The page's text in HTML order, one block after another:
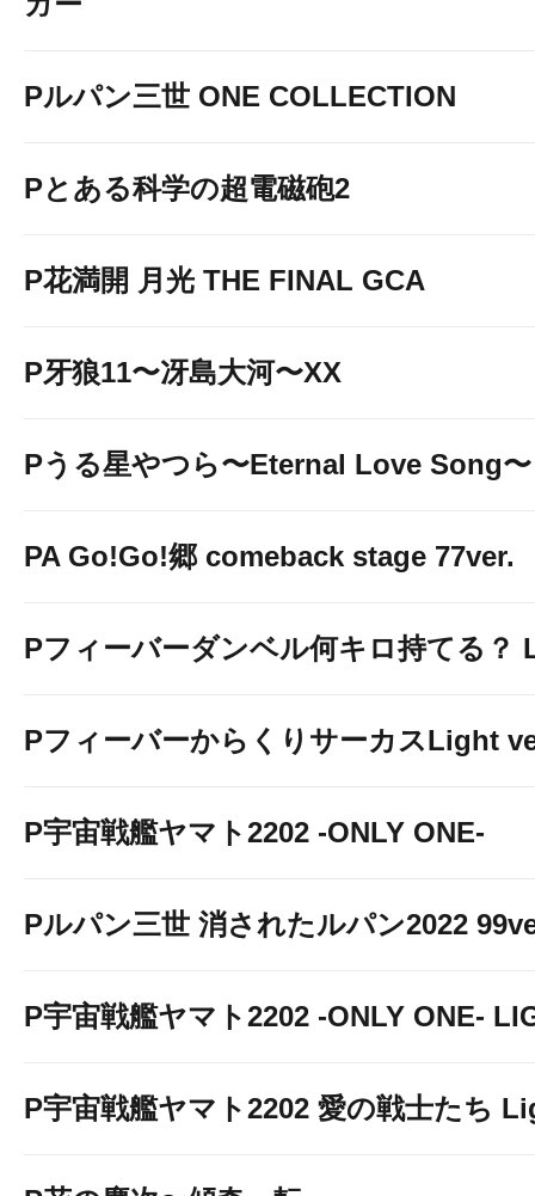
Pルパン三世 ONE COLLECTION
Pとある科学の超電磁砲2
P花満開 月光 THE FINAL GCA
P牙狼11〜冴島大河〜XX
Pうる星やつら〜Eternal Love Song〜
PA Go!Go!郷 comeback stage 77ver.
Pフィーバーダンベル何キロ持てる？
PフィーバーからくりサーカスLight
P宇宙戦艦ヤマト2202 -ONLY ONE-
Pルパン三世 消されたルパン2022
P宇宙戦艦ヤマト2202 -ONLY ONE-
P宇宙戦艦ヤマト2202 愛の戦士たち